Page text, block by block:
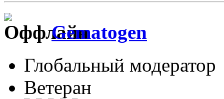
Gematogen
Глобальный модератор
Ветеран